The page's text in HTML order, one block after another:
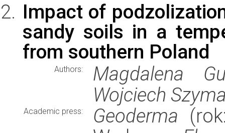
Impact of
sandy soils in a
from southern Poland
Authors:
Magdalena
Wojciech
Academic press: Geoderma